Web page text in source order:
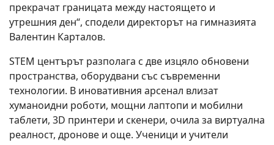
прекрачат границата между настоящето и
утрешния ден“, сподели директорът на гимназията
Валентин Карталов.
STEM центърът разполага с две изцяло обновени
пространства, оборудвани със съвременни
технологии. В иновативния арсенал влизат
хуманоидни роботи, мощни лаптопи и мобилни
таблети, 3D принтери и скенери, очила за виртуална
реалност, дронове и още. Ученици и учители